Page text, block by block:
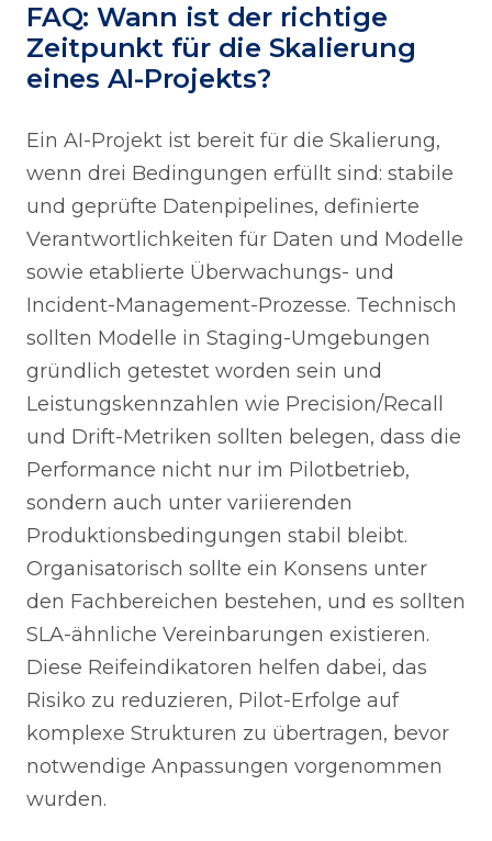
FAQ: Wann ist der richtige
Zeitpunkt für die Skalierung
eines AI-Projekts?
Ein AI-Projekt ist bereit für die Skalierung,
wenn drei Bedingungen erfüllt sind: stabile
und geprüfte Datenpipelines, definierte
Verantwortlichkeiten für Daten und Modelle
sowie etablierte Überwachungs- und
Incident-Management-Prozesse. Technisch
sollten Modelle in Staging-Umgebungen
gründlich getestet worden sein und
Leistungskennzahlen wie Precision/Recall
und Drift-Metriken sollten belegen, dass die
Performance nicht nur im Pilotbetrieb,
sondern auch unter variierenden
Produktionsbedingungen stabil bleibt.
Organisatorisch sollte ein Konsens unter
den Fachbereichen bestehen, und es sollten
SLA-ähnliche Vereinbarungen existieren.
Diese Reifeindikatoren helfen dabei, das
Risiko zu reduzieren, Pilot-Erfolge auf
komplexe Strukturen zu übertragen, bevor
notwendige Anpassungen vorgenommen
wurden.